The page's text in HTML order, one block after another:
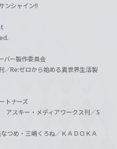
ンシャイン!!
バー製作委員会
／Re:ゼロから始める異世界生活製
トナーズ
スキー・メディアワークス刊／S
つめ・三嶋くろね／ＫＡＤＯＫＡ